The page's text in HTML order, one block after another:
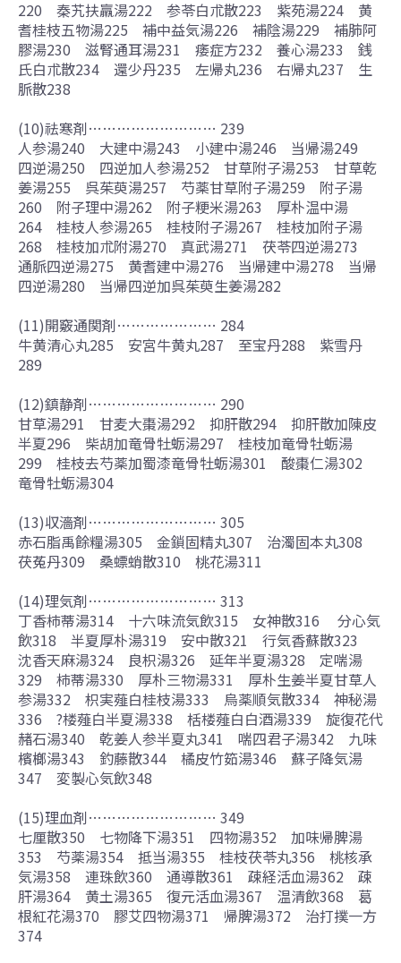
220 秦艽扶羸湯222 参苓白朮散223 紫苑湯224 黄
耆桂枝五物湯225 補中益気湯226 補陰湯229 補肺阿
膠湯230 滋腎通耳湯231 痿症方232 養心湯233 銭
氏白朮散234 還少丹235 左帰丸236 右帰丸237 生
脈散238
(10)祛寒剤……………………… 239
人参湯240 大建中湯243 小建中湯246 当帰湯249
四逆湯250 四逆加人参湯252 甘草附子湯253 甘草乾
姜湯255 呉茱萸湯257 芍薬甘草附子湯259 附子湯
260 附子理中湯262 附子粳米湯263 厚朴温中湯
264 桂枝人参湯265 桂枝附子湯267 桂枝加附子湯
268 桂枝加朮附湯270 真武湯271 茯苓四逆湯273
通脈四逆湯275 黄耆建中湯276 当帰建中湯278 当帰
四逆湯280 当帰四逆加呉茱萸生姜湯282
(11)開竅通関剤………………… 284
牛黄清心丸285 安宮牛黄丸287 至宝丹288 紫雪丹
289
(12)鎮静剤……………………… 290
甘草湯291 甘麦大棗湯292 抑肝散294 抑肝散加陳皮
半夏296 柴胡加竜骨牡蛎湯297 桂枝加竜骨牡蛎湯
299 桂枝去芍薬加蜀漆竜骨牡蛎湯301 酸棗仁湯302
竜骨牡蛎湯304
(13)収濇剤……………………… 305
赤石脂禹餘糧湯305 金鎖固精丸307 治濁固本丸308
茯菟丹309 桑螵蛸散310 桃花湯311
(14)理気剤……………………… 313
丁香柿蒂湯314 十六味流気飲315 女神散316 分心気
飲318 半夏厚朴湯319 安中散321 行気香蘇散323
沈香天麻湯324 良枳湯326 延年半夏湯328 定喘湯
329 柿蒂湯330 厚朴三物湯331 厚朴生姜半夏甘草人
参湯332 枳実薤白桂枝湯333 烏薬順気散334 神秘湯
336 ?楼薤白半夏湯338 栝楼薤白白酒湯339 旋復花代
赭石湯340 乾姜人参半夏丸341 喘四君子湯342 九味
檳榔湯343 釣藤散344 橘皮竹筎湯346 蘇子降気湯
347 変製心気飲348
(15)理血剤……………………… 349
七厘散350 七物降下湯351 四物湯352 加味帰脾湯
353 芍薬湯354 抵当湯355 桂枝茯苓丸356 桃核承
気湯358 連珠飲360 通導散361 疎経活血湯362 疎
肝湯364 黄土湯365 復元活血湯367 温清飲368 葛
根紅花湯370 膠艾四物湯371 帰脾湯372 治打撲一方
374